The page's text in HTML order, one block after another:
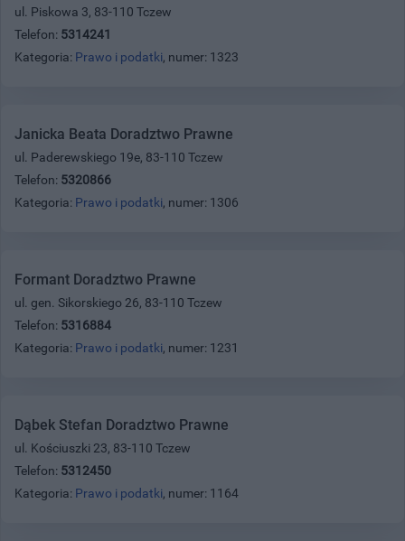
ul. Piskowa 3, 83-110 Tczew
Telefon: 5314241
Kategoria: Prawo i podatki, numer: 1323
Janicka Beata Doradztwo Prawne
ul. Paderewskiego 19e, 83-110 Tczew
Telefon: 5320866
Kategoria: Prawo i podatki, numer: 1306
Formant Doradztwo Prawne
ul. gen. Sikorskiego 26, 83-110 Tczew
Telefon: 5316884
Kategoria: Prawo i podatki, numer: 1231
Dąbek Stefan Doradztwo Prawne
ul. Kościuszki 23, 83-110 Tczew
Telefon: 5312450
Kategoria: Prawo i podatki, numer: 1164